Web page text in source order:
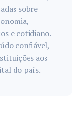
sobre
e cotidiano.
confiável,
aos
do país.